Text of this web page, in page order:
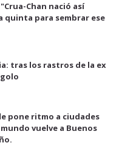
Chan nació así
quinta para sembrar ese
tras los rastros de la ex
pone ritmo a ciudades
vuelve a Buenos